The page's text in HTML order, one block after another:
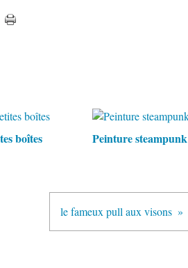
boîtes Peinture steampunk
le fameux pull aux visons